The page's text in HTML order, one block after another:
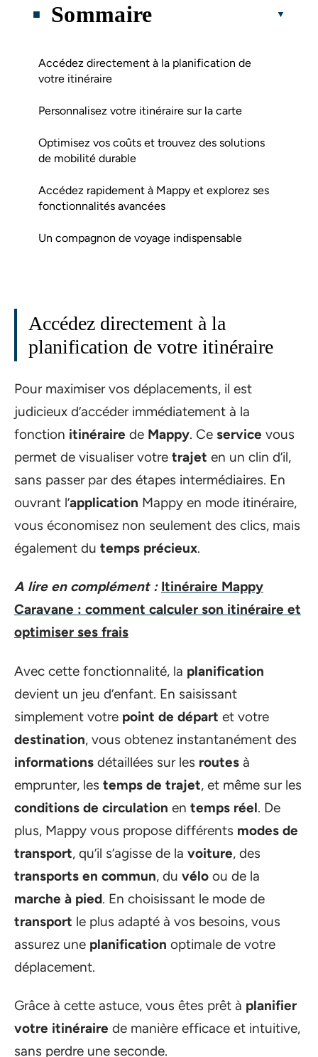
Sommaire
Accédez directement à la planification de
votre itinéraire
Personnalisez votre itinéraire sur la carte
Optimisez vos coûts et trouvez des solutions
de mobilité durable
Accédez rapidement à Mappy et explorez ses
fonctionnalités avancées
Un compagnon de voyage indispensable
Accédez directement à la
planification de votre itinéraire
Pour maximiser vos déplacements, il est
judicieux d’accéder immédiatement à la
fonction itinéraire de Mappy. Ce service vous
permet de visualiser votre trajet en un clin d’il,
sans passer par des étapes intermédiaires. En
ouvrant l’application Mappy en mode itinéraire,
vous économisez non seulement des clics, mais
également du temps précieux.
A lire en complément : Itinéraire Mappy
Caravane : comment calculer son itinéraire et
optimiser ses frais
Avec cette fonctionnalité, la planification
devient un jeu d’enfant. En saisissant
simplement votre point de départ et votre
destination, vous obtenez instantanément des
informations détaillées sur les routes à
emprunter, les temps de trajet, et même sur les
conditions de circulation en temps réel. De
plus, Mappy vous propose différents modes de
transport, qu’il s’agisse de la voiture, des
transports en commun, du vélo ou de la
marche à pied. En choisissant le mode de
transport le plus adapté à vos besoins, vous
assurez une planification optimale de votre
déplacement.
Grâce à cette astuce, vous êtes prêt à planifier
votre itinéraire de manière efficace et intuitive,
sans perdre une seconde.